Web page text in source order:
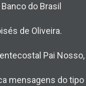
do Brasil
de Oliveira.
Pai Nosso,
mensagens do tipo